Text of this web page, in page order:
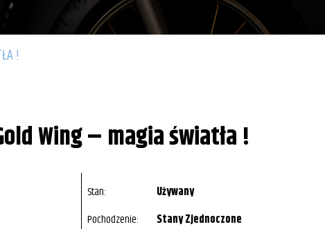
!
Wing – magia światła !
Stan:
Używany
Pochodzenie:
Stany Zjednoczone